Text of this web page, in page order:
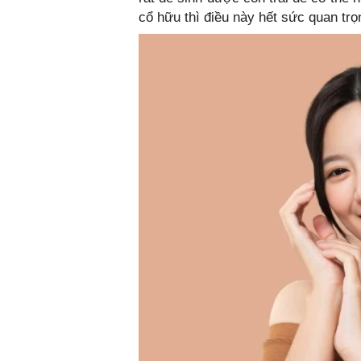
cổ hữu thì điều này hết sức quan